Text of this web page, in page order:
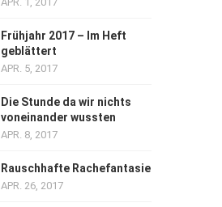
Frühjahr 2017 – Im Heft
geblättert
APR. 5, 2017
Die Stunde da wir nichts
voneinander wussten
APR. 8, 2017
Rauschhafte Rachefantasie
APR. 26, 2017